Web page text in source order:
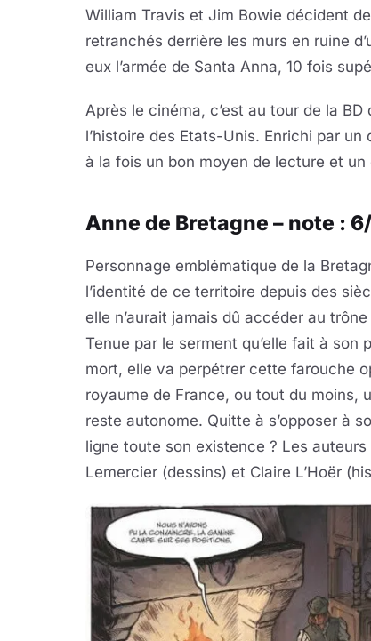
William Travis et Jim Bowie décident
retranchés derrière les murs en ruine
eux l’armée de Santa Anna, 10 fois
Après le cinéma, c’est au tour de la
l’histoire des Etats-Unis. Enrichi par
à la fois un bon moyen de lecture et
Anne de Bretagne – note :
Personnage emblématique de la
l’identité de ce territoire depuis des
elle n’aurait jamais dû accéder au
Tenue par le serment qu’elle fait à son
mort, elle va perpétrer cette farouche
royaume de France, ou tout du moins,
reste autonome. Quitte à s’opposer à
ligne toute son existence ? Les
Lemercier (dessins) et Claire L’Hoër